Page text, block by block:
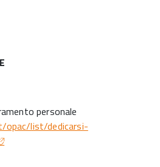
personale
opac/list/dedicarsi-